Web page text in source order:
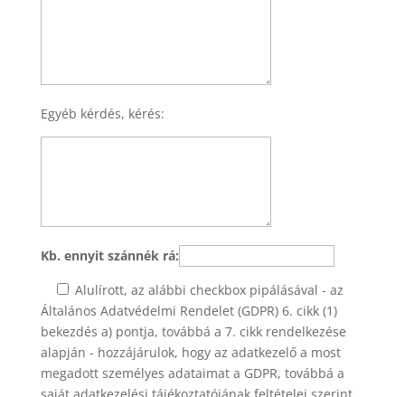
Egyéb kérdés, kérés:
Kb. ennyit szánnék rá:
Alulírott, az alábbi checkbox pipálásával - az
Általános Adatvédelmi Rendelet (GDPR) 6. cikk (1)
bekezdés a) pontja, továbbá a 7. cikk rendelkezése
alapján - hozzájárulok, hogy az adatkezelő a most
megadott személyes adataimat a GDPR, továbbá a